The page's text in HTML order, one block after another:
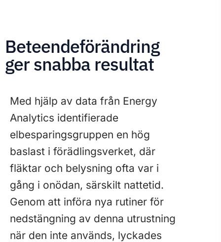
Beteendeförändring
ger snabba resultat
Med hjälp av data från Energy
Analytics identifierade
elbesparingsgruppen en hög
baslast i förädlingsverket, där
fläktar och belysning ofta var i
gång i onödan, särskilt nattetid.
Genom att införa nya rutiner för
nedstängning av denna utrustning
när den inte används, lyckades